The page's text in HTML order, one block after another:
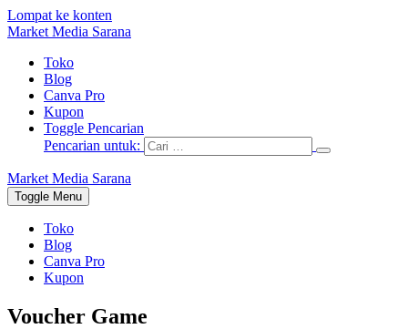
Lompat ke konten
Market Media Sarana
Toko
Blog
Canva Pro
Kupon
Toggle Pencarian
Pencarian untuk:
Market Media Sarana
Toggle Menu
Toko
Blog
Canva Pro
Kupon
Voucher Game